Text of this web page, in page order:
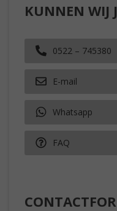
KUNNEN WIJ
0522 – 745380
E-mail
Whatsapp
FAQ